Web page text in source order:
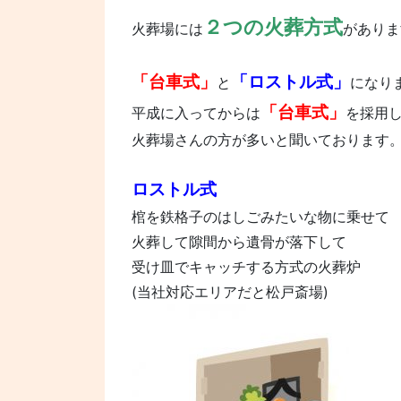
火葬場には ２つの火葬方式がありま
「台車式」 と 「ロストル式」 になり
平成に入ってからは 「台車式」 を採用
火葬場さんの方が多いと聞いております。
ロストル式
棺を鉄格子のはしごみたいな物に乗せて
火葬して隙間から遺骨が落下して
受け皿でキャッチする方式の火葬炉
(当社対応エリアだと松戸斎場)